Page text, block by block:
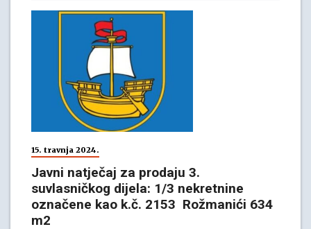
15. travnja 2024.
Javni natječaj za prodaju 3.
suvlasničkog dijela: 1/3 nekretnine
označene kao k.č. 2153 Rožmanići 634
m2